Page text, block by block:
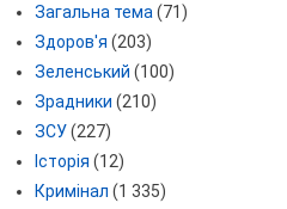
Загальна тема (71)
Здоров'я (203)
Зеленський (100)
Зрадники (210)
ЗСУ(227)
Історія (12)
Кримінал (1 335)